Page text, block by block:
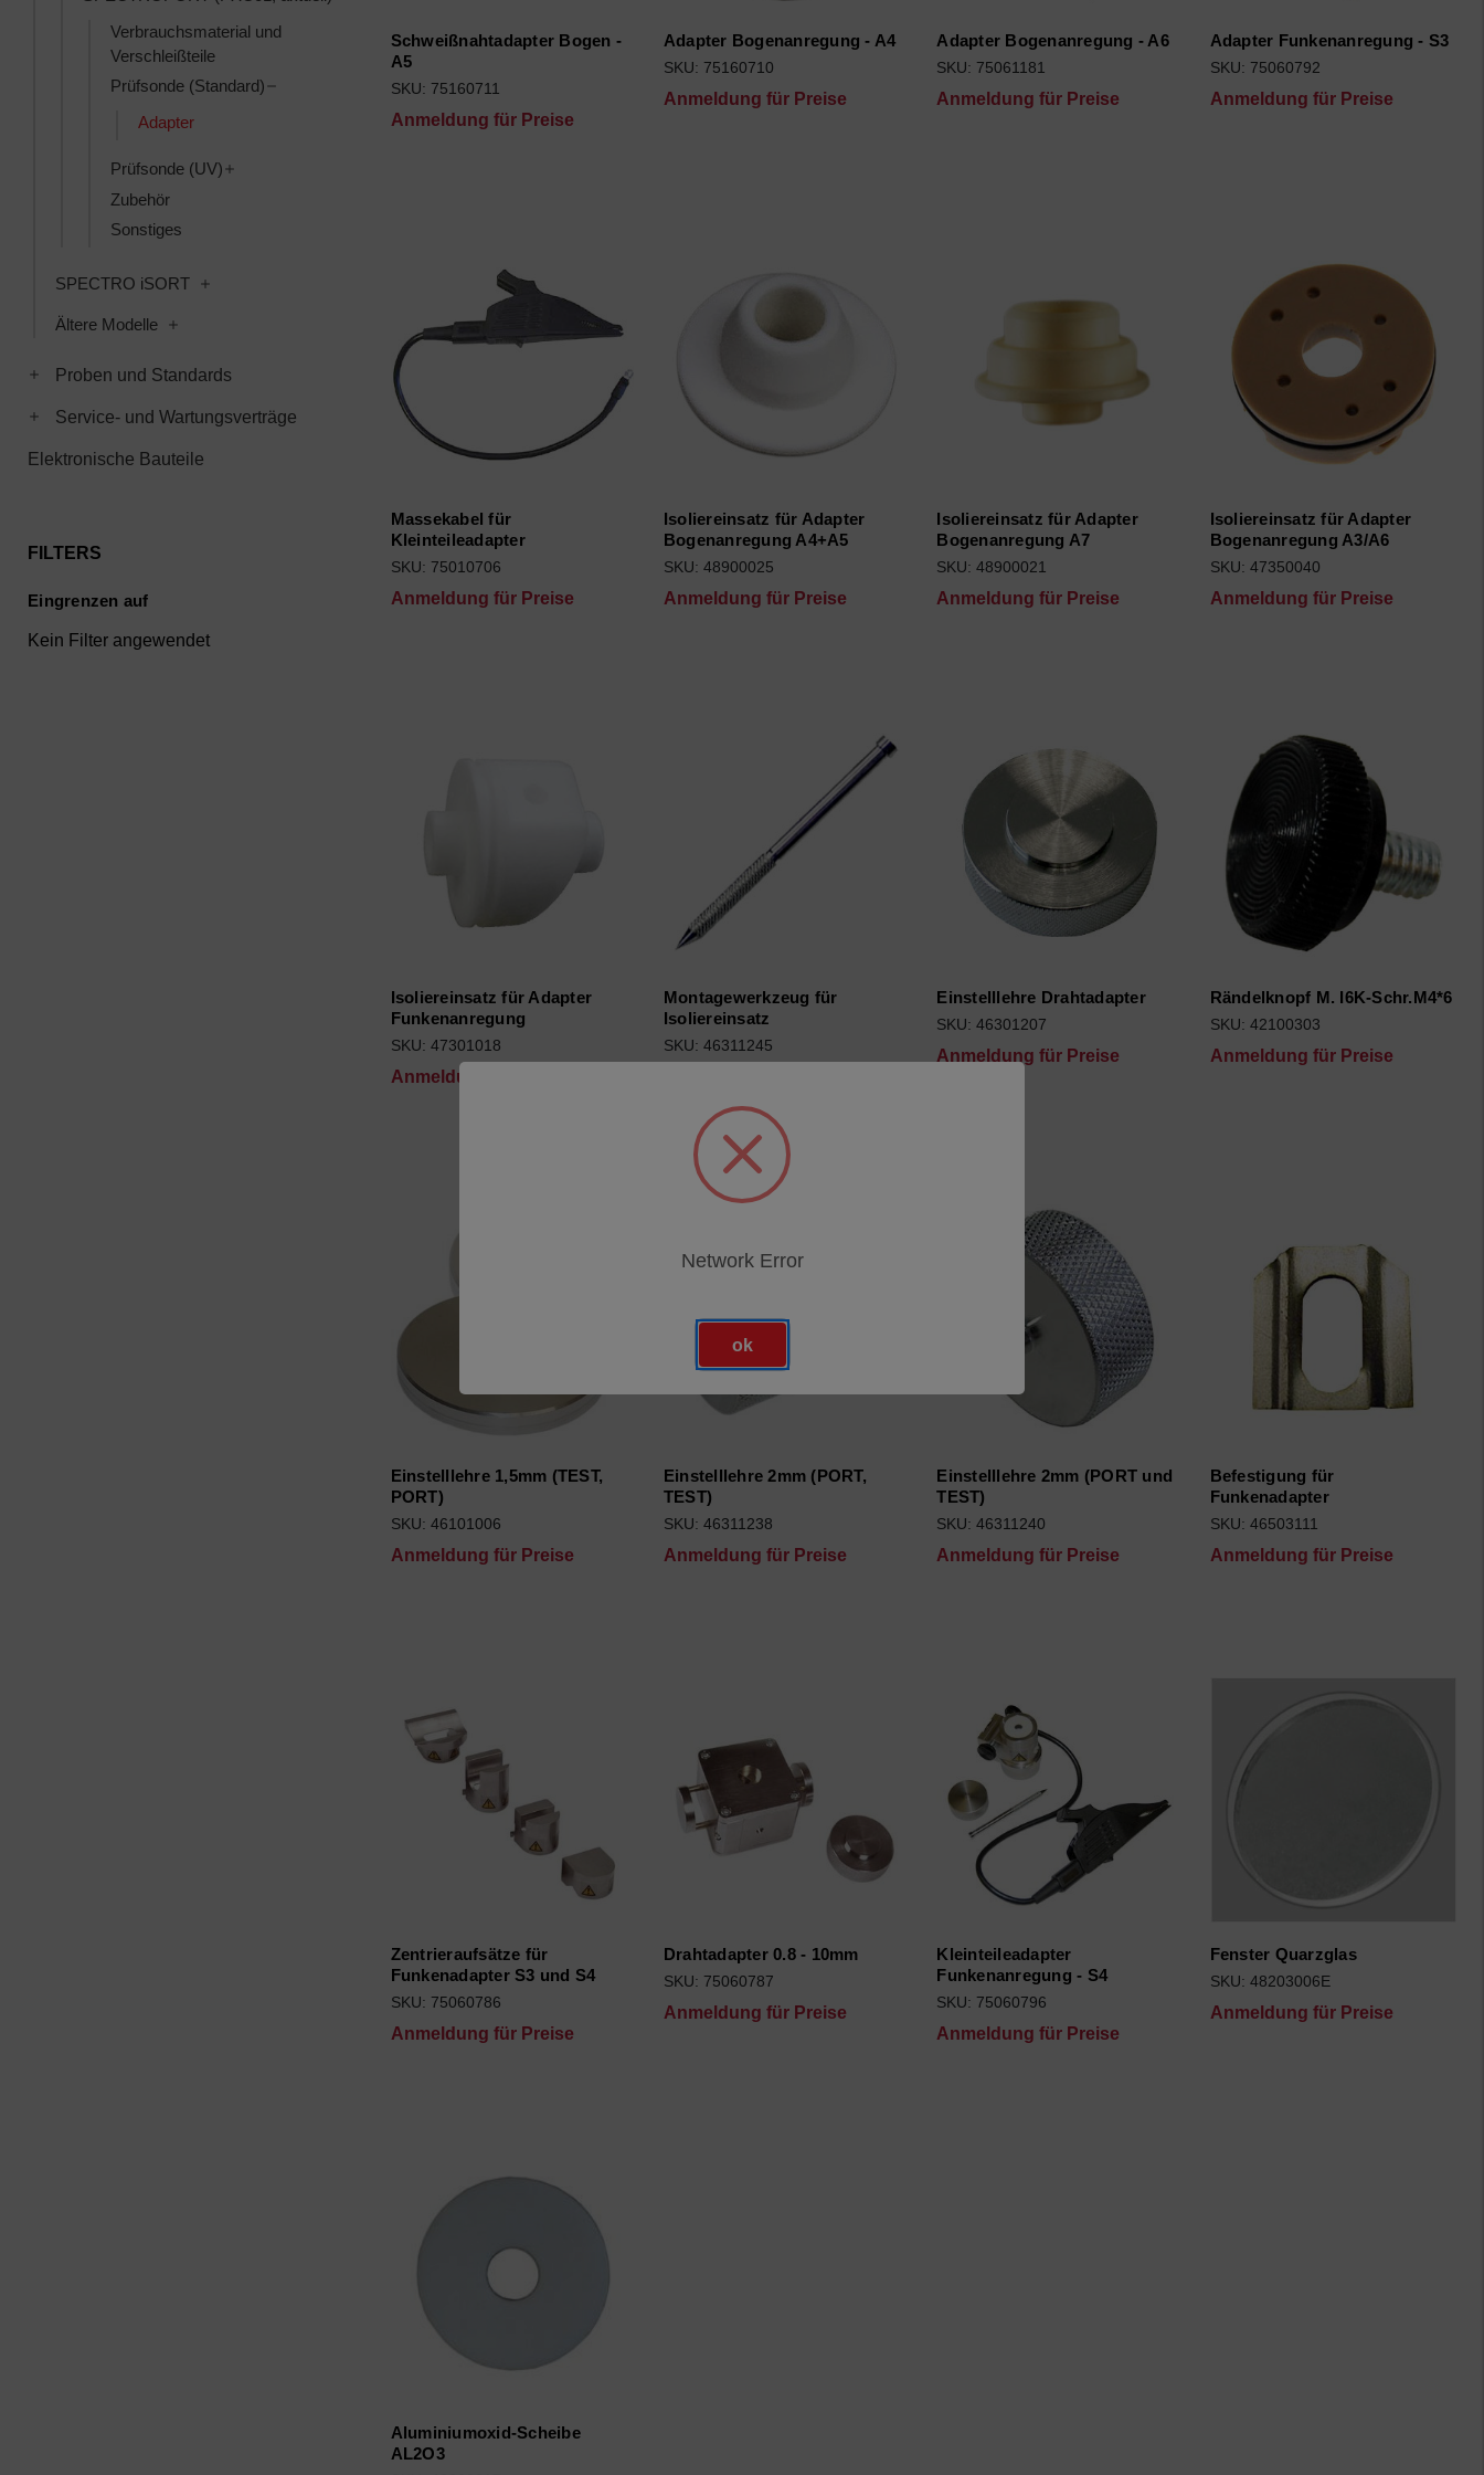
Verbrauchsmaterial und
Verschleißteile
Prüfsonde (Standard)
Toggle Prüfsonde (Standard) subcategories
Adapter
Prüfsonde (UV)
Zubehör
Sonstiges
SPECTRO iSORT Toggle SPECTRO iSORT subcategories
Ältere Modelle Toggle Ältere Modelle subcategories
Toggle Proben und Standards subcategories
Proben und Standards
Toggle Service- und Wartungsverträge subcategories
Service- und Wartungsverträge
Elektronische Bauteile
FILTERS
Eingrenzen auf
Kein Filter angewendet
Schweißnahtadapter Bogen -
A5
SKU: 75160711
Anmeldung für Preise
Adapter Bogenanregung - A4
SKU: 75160710
Anmeldung für Preise
Adapter Bogenanregung - A6
SKU: 75061181
Anmeldung für Preise
Adapter Funkenanregung - S3
SKU: 75060792
Anmeldung für Preise
Massekabel für
Kleinteileadapter
SKU: 75010706
Anmeldung für Preise
Isoliereinsatz für Adapter
Bogenanregung A4+A5
SKU: 48900025
Anmeldung für Preise
Isoliereinsatz für Adapter
Bogenanregung A7
SKU: 48900021
Anmeldung für Preise
Isoliereinsatz für Adapter
Bogenanregung A3/A6
SKU: 47350040
Anmeldung für Preise
Isoliereinsatz für Adapter
Funkenanregung
SKU: 47301018
Anmeldung für Preise
Montagewerkzeug für
Isoliereinsatz
SKU: 46311245
Einstelllehre Drahtadapter
SKU: 46301207
Anmeldung für Preise
Rändelknopf M. I6K-Schr.M4*6
SKU: 42100303
Anmeldung für Preise
Einstelllehre 1,5mm (TEST,
PORT)
SKU: 46101006
Anmeldung für Preise
Einstelllehre 2mm (PORT,
TEST)
SKU: 46311238
Anmeldung für Preise
Einstelllehre 2mm (PORT und
TEST)
SKU: 46311240
Anmeldung für Preise
Befestigung für
Funkenadapter
SKU: 46503111
Anmeldung für Preise
Zentrieraufsätze für
Funkenadapter S3 und S4
SKU: 75060786
Anmeldung für Preise
Drahtadapter 0.8 - 10mm
SKU: 75060787
Anmeldung für Preise
Kleinteileadapter
Funkenanregung - S4
SKU: 75060796
Anmeldung für Preise
Fenster Quarzglas
SKU: 48203006E
Anmeldung für Preise
Aluminiumoxid-Scheibe
AL2O3
Network Error
ok